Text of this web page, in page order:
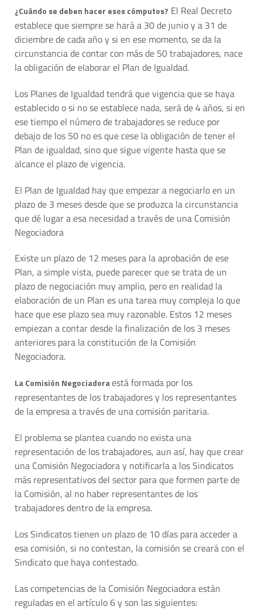
¿Cuándo se deben hacer esos cómputos? El Real Decreto
establece que siempre se hará a 30 de junio y a 31 de
diciembre de cada año y si en ese momento, se da la
circunstancia de contar con más de 50 trabajadores, nace
la obligación de elaborar el Plan de Igualdad.
Los Planes de Igualdad tendrá que vigencia que se haya
establecido o si no se establece nada, será de 4 años, si en
ese tiempo el número de trabajadores se reduce por
debajo de los 50 no es que cese la obligación de tener el
Plan de igualdad, sino que sigue vigente hasta que se
alcance el plazo de vigencia.
El Plan de Igualdad hay que empezar a negociarlo en un
plazo de 3 meses desde que se produzca la circunstancia
que dé lugar a esa necesidad a través de una Comisión
Negociadora
Existe un plazo de 12 meses para la aprobación de ese
Plan, a simple vista, puede parecer que se trata de un
plazo de negociación muy amplio, pero en realidad la
elaboración de un Plan es una tarea muy compleja lo que
hace que ese plazo sea muy razonable. Estos 12 meses
empiezan a contar desde la finalización de los 3 meses
anteriores para la constitución de la Comisión
Negociadora.
La Comisión Negociadoraestá formada por los
representantes de los trabajadores y los representantes
de la empresa a través de una comisión paritaria.
El problema se plantea cuando no exista una
representación de los trabajadores, aun así, hay que crear
una Comisión Negociadora y notificarla a los Sindicatos
más representativos del sector para que formen parte de
la Comisión, al no haber representantes de los
trabajadores dentro de la empresa.
Los Sindicatos tienen un plazo de 10 días para acceder a
esa comisión, si no contestan, la comisión se creará con el
Sindicato que haya contestado.
Las competencias de la Comisión Negociadora están
reguladas en el artículo 6 y son las siguientes: